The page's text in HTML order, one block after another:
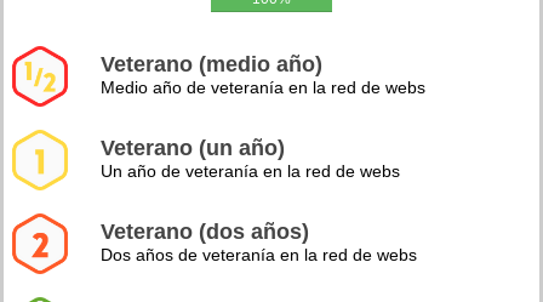
Veterano (medio año)
Medio año de veteranía en la red de webs
Veterano (un año)
Un año de veteranía en la red de webs
Veterano (dos años)
Dos años de veteranía en la red de webs